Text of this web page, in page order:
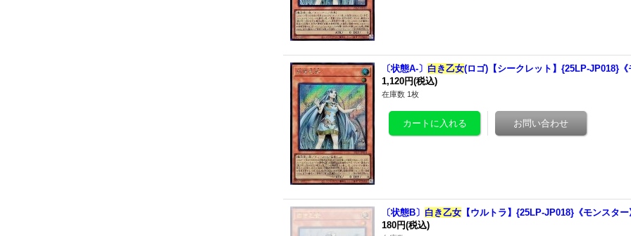
〔状態A-〕 白き乙女(ロゴ)【シークレット】{25LP-JP018}《
1,120円(税込)
在庫数 1枚
〔状態B〕 白き乙女 【ウルトラ】{25LP-JP018}《モンスター
180円(税込)